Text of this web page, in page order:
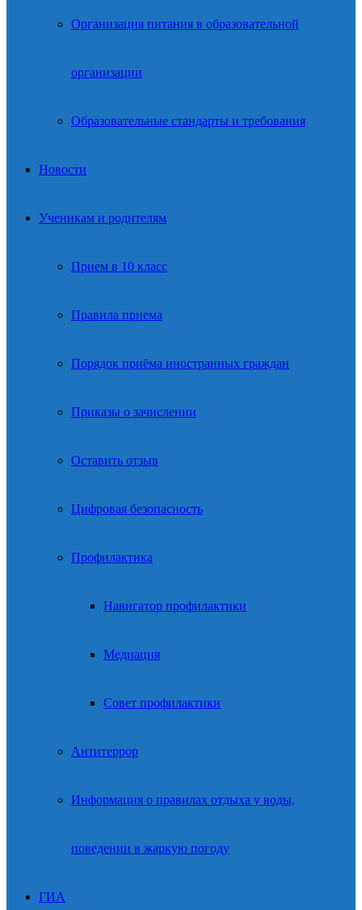
Организация питания в образовательной
организации
Образовательные стандарты и требования
Новости
Ученикам и родителям
Прием в 10 класс
Правила приема
Порядок приёма иностранных граждан
Приказы о зачислении
Оставить отзыв
Цифровая безопасность
Профилактика
Навигатор профилактики
Медиация
Совет профилактики
Антитеррор
Информация о правилах отдыха у воды,
поведении в жаркую погоду
ГИА